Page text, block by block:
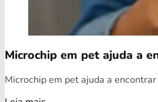
Microchip em pet ajuda a
Microchip em pet ajuda a